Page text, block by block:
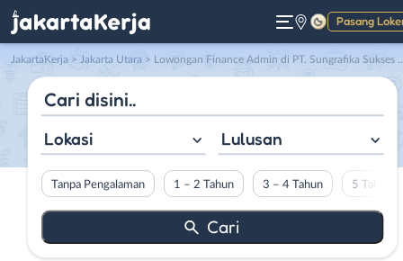
Pasang
Gelap
JakartaKerja > Jakarta Utara > Lowongan Finance Admin di PT. Sungrafika Sukses Makmur
Lokasi Lulusan
Tanpa Pengalaman 1 – 2 Tahun 3 – 4 Tahun 5 Tahun